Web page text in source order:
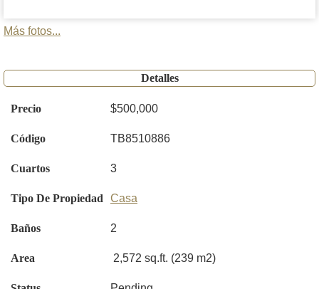
Más fotos...
Detalles
Precio $500,000
Código TB8510886
Cuartos 3
Tipo De Propiedad Casa
Baños 2
Area 2,572 sq.ft. (239 m2)